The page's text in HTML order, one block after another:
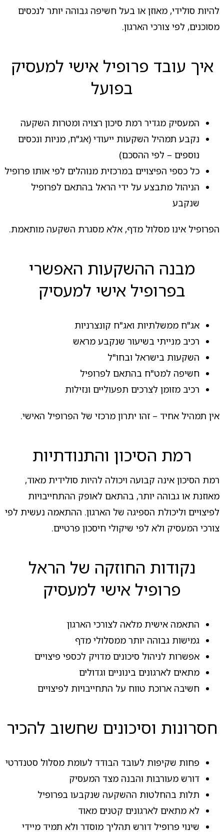
להיות סולידי, מאוזן או בעל חשיפה גבוהה יותר לנכסים
מסוכנים, לפי צורכי הארגון.
איך עובד פרופיל אישי למעסיק
בפועל
המעסיק מגדיר רמת סיכון רצויה ומטרות השקעה
נקבע תמהיל השקעות ייעודי (אג"ח, מניות ונכסים
נוספים – לפי ההסכם)
כל כספי הפיצויים במרכזית מנוהלים לפי אותו פרופיל
הניהול מתבצע על ידי הראל בהתאם לפרופיל
שנקבע
הפרופיל אינו מסלול מדף, אלא מסגרת השקעה מותאמת.
מבנה ההשקעות האפשרי
בפרופיל אישי למעסיק
אג"ח ממשלתיות ואג"ח קונצרניות
רכיב מנייתי בשיעור שנקבע מראש
השקעות בישראל ובחו"ל
חשיפה למט"ח בהתאם לפרופיל
רכיב מזומן לצרכים תפעוליים ונזילות
אין תמהיל אחיד – זהו יתרון מרכזי של הפרופיל האישי.
רמת הסיכון והתנודתיות
רמת הסיכון אינה קבועה ויכולה להיות סולידית מאוד,
מאוזנת או גבוהה יותר, בהתאם לאופק ההתחייבויות
לפיצויים וליכולת הספיגה של הארגון. ההתאמה נעשית לפי
צורכי המעסיק ולא לפי שיקולי חיסכון פרטיים.
נקודות החוזקה של הראל
פרופיל אישי למעסיק
התאמה אישית מלאה לצורכי הארגון
גמישות גבוהה יותר ממסלולי מדף
אפשרות לניהול סיכונים מדויק לכספי פיצויים
מתאים לארגונים בינוניים וגדולים
חשיבה ארוכת טווח על התחייבויות לפיצויים
חסרונות וסיכונים שחשוב להכיר
פחות שקיפות לעובד הבודד לעומת מסלול סטנדרטי
דורש מעורבות והבנה מצד המעסיק
תלות בהחלטות ההשקעה שנקבעו בפרופיל
לא מתאים לארגונים קטנים מאוד
שינוי פרופיל דורש תהליך מוסדר ולא תמיד מיידי